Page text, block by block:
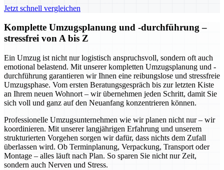
Jetzt schnell vergleichen
Komplette Umzugsplanung und -durchführung –
stressfrei von A bis Z
Ein Umzug ist nicht nur logistisch anspruchsvoll, sondern oft auch
emotional belastend. Mit unserer kompletten Umzugsplanung und -
durchführung garantieren wir Ihnen eine reibungslose und stressfreie
Umzugsphase. Vom ersten Beratungsgespräch bis zur letzten Kiste
an Ihrem neuen Wohnort – wir übernehmen jeden Schritt, damit Sie
sich voll und ganz auf den Neuanfang konzentrieren können.
Professionelle Umzugsunternehmen wie wir planen nicht nur – wir
koordinieren. Mit unserer langjährigen Erfahrung und unserem
strukturierten Vorgehen sorgen wir dafür, dass nichts dem Zufall
überlassen wird. Ob Terminplanung, Verpackung, Transport oder
Montage – alles läuft nach Plan. So sparen Sie nicht nur Zeit,
sondern auch Nerven und Stress.